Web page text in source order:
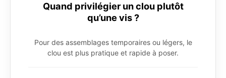
Quand privilégier un clou plutôt
qu’une vis ?
Pour des assemblages temporaires ou légers, le
clou est plus pratique et rapide à poser.